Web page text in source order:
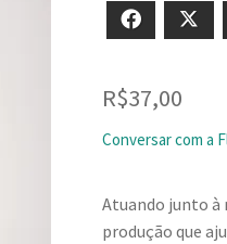
Facebook
R$37,00
Conversar com a
Atuando junto à
produção que